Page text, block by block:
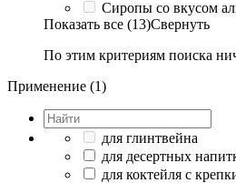
Сиропы со вкусом
Показать все (13)Свернуть
По этим критериям поиска
Применение (1)
для глинтвейна
для десертных
для коктейля с